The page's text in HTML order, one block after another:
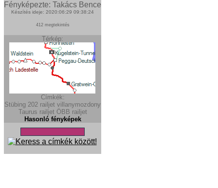
Fényképezte: Takács Bence
Készítés ideje: 2020:06:29 09:38:24
412 megtekintés
Térkép:
Címkék:
Stübing 202 railjet villanymozdony
Taurus railjet ÖBB railjet
Hasonló fényképek